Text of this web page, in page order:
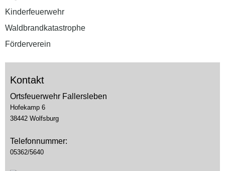
Kinderfeuerwehr
Waldbrandkatastrophe
Förderverein
Kontakt
Ortsfeuerwehr Fallersleben
Hofekamp 6
38442 Wolfsburg
Telefonnummer:
05362/5640